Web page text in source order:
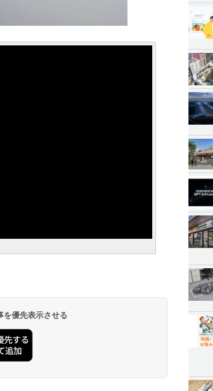
優先表示させる